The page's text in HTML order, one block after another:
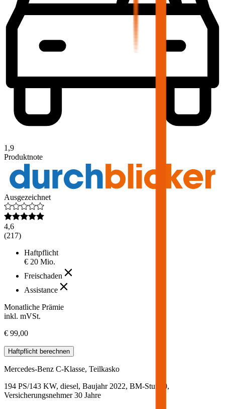
1,9
Produktnote
Ausgezeichnet
4,6
(217)
Haftpflicht
€ 20 Mio.
Freischaden
Assistance
Monatliche Prämie
inkl. mVSt.
€ 99,00
Haftpflicht berechnen
Mercedes-Benz C-Klasse, Teilkasko
194 PS/143 KW, diesel, Baujahr 2022, BM-Stufe 0,
Versicherungsnehmer 30 Jahre